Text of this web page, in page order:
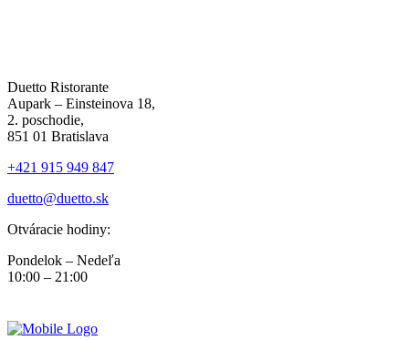
Duetto Ristorante
Aupark – Einsteinova 18,
2. poschodie,
851 01 Bratislava
+421 915 949 847
duetto@duetto.sk
Otváracie hodiny:
Pondelok – Nedeľa
10:00 – 21:00